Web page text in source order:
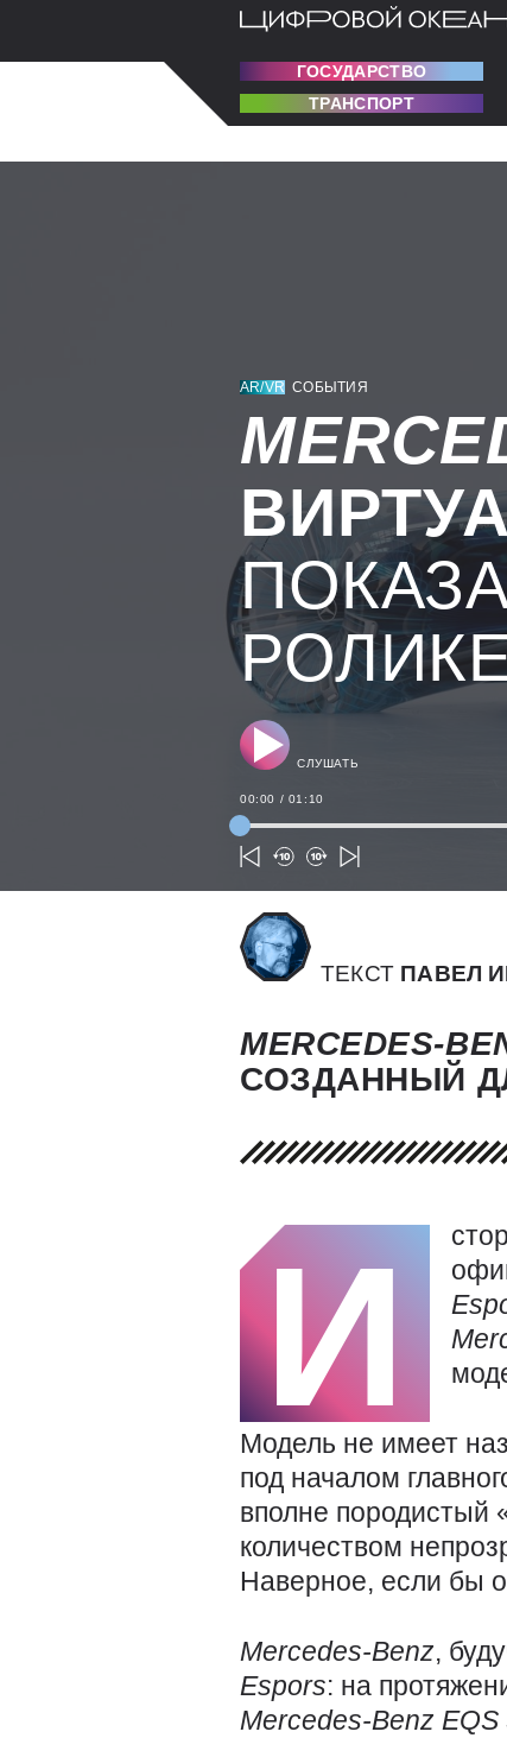
ГОСУДАРСТВО
ТРАНСПОРТ
AR/VR СОБЫТИЯ
СЛУШАТЬ
00:00 / 01:10
ТЕКСТ ПАВЕЛ
MERCEDES-
СОЗДАННЫЙ
И
Модель не имеет
под началом
вполне породистый
количеством
Наверное, если бы
Mercedes-Benz,
Espors: на
Mercedes-Benz EQS